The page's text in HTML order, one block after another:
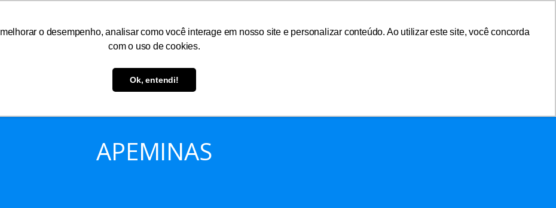
o desempenho, analisar como você interage em nosso site e personalizar conteúdo. Ao utilizar este site, você concorda
com o uso de cookies.
Ok, entendi!
Serviços Informações Atendimento Associar-se Área do Associado
APEMINAS